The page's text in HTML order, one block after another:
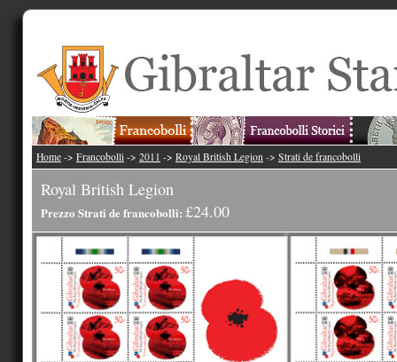
Home -> Francobolli -> 2011 -> Royal British Legion -> Strati de francobolli
Royal British Legion
Prezzo Strati de francobolli: £24.00